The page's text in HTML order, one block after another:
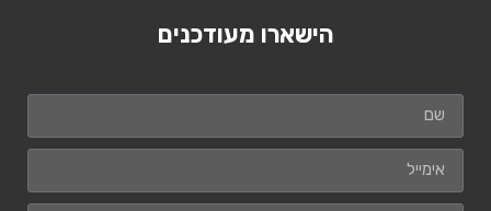
הישארו מעודכנים